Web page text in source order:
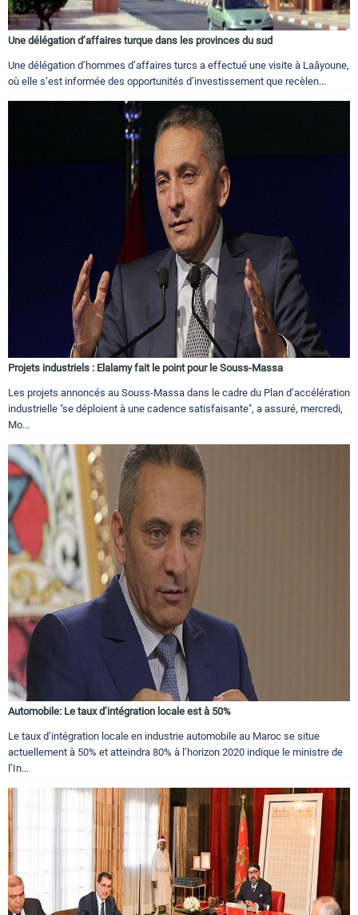
Une délégation d’affaires turque dans les provinces du sud
Une délégation d’hommes d’affaires turcs a effectué une visite à Laâyoune,
où elle s’est informée des opportunités d’investissement que recèlen...
Projets industriels : Elalamy fait le point pour le Souss-Massa
Les projets annoncés au Souss-Massa dans le cadre du Plan d’accélération
industrielle "se déploient à une cadence satisfaisante", a assuré, mercredi,
Mo...
Automobile: Le taux d’intégration locale est à 50%
Le taux d’intégration locale en industrie automobile au Maroc se situe
actuellement à 50% et atteindra 80% à l’horizon 2020 indique le ministre de
l’In...